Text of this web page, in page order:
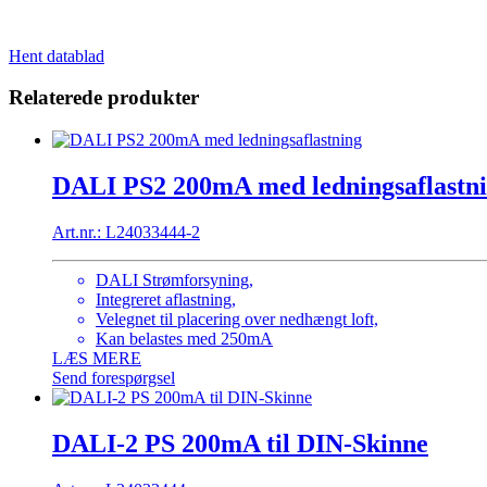
Hent datablad
Relaterede produkter
DALI PS2 200mA med
Art.nr.: L24033444-2
DALI Strømforsyning,
Integreret aflastning,
Velegnet til placering over nedhængt loft,
Kan belastes med 250mA
LÆS MERE
Send forespørgsel
DALI-2 PS 200mA til DIN-Skinne